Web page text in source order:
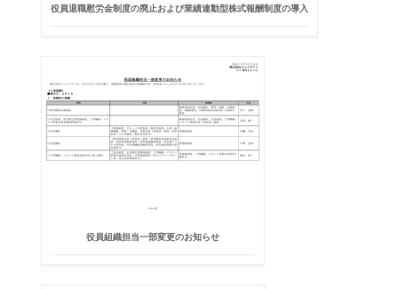
役員退職慰労金制度の廃止および業績連動型株式報酬制度の導入
役員組織担当一部変更のお知らせ